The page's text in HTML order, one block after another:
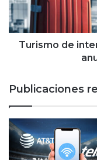
p
a
c
a
l
a
s
i
o
d
e
r
n
a
c
ó
Turismo de
Publicaciones